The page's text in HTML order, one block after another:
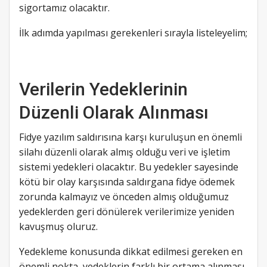
sigortamız olacaktır.
İlk adımda yapılması gerekenleri sırayla listeleyelim;
Verilerin Yedeklerinin
Düzenli Olarak Alınması
Fidye yazılım saldırısına karşı kuruluşun en önemli
silahı düzenli olarak almış olduğu veri ve işletim
sistemi yedekleri olacaktır. Bu yedekler sayesinde
kötü bir olay karşısında saldırgana fidye ödemek
zorunda kalmayız ve önceden almış olduğumuz
yedeklerden geri dönülerek verilerimize yeniden
kavuşmuş oluruz.
Yedekleme konusunda dikkat edilmesi gereken en